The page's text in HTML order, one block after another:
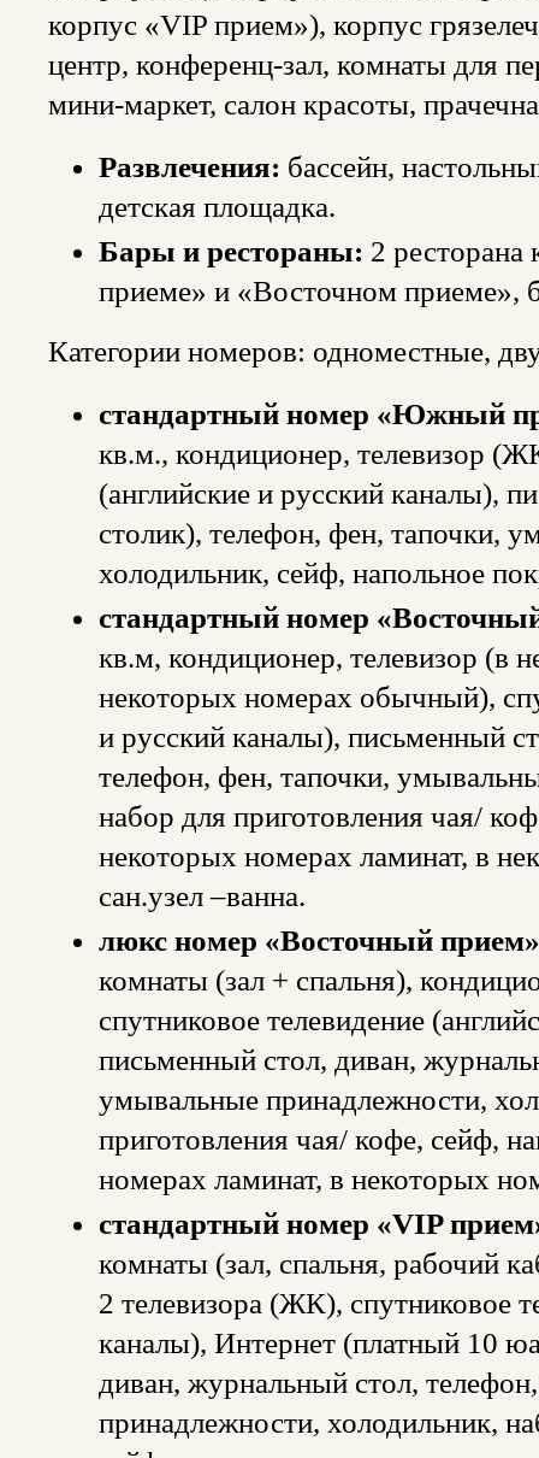
корпус «VIP прием»), корпус
центр, конференц-зал, комнаты для
мини-маркет, салон красоты,
Развлечения: бассейн,
детская площадка.
Бары и рестораны: 2
приеме» и «Восточном приеме»,
Категории номеров: одноместные,
стандартный номер «Южный
кв.м., кондиционер, телевизор
(английские и русский каналы),
столик), телефон, фен, тапочки,
холодильник, сейф, напольное
стандартный номер
кв.м, кондиционер, телевизор (в
некоторых номерах обычный),
и русский каналы), письменный
телефон, фен, тапочки,
набор для приготовления чая/
некоторых номерах ламинат, в
сан.узел –ванна.
люкс номер «Восточный
комнаты (зал + спальня),
спутниковое телевидение
письменный стол, диван,
умывальные принадлежности,
приготовления чая/ кофе, сейф,
номерах ламинат, в некоторых
стандартный номер «VIP
комнаты (зал, спальня, рабочий
2 телевизора (ЖК), спутниковое
каналы), Интернет (платный 10
диван, журнальный стол,
принадлежности, холодильник,